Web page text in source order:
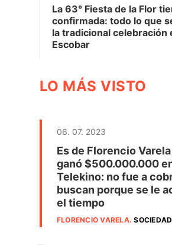
La 63° Fiesta de la Flor
confirmada: todo lo que
la tradicional celebración
Escobar
LO MÁS VISTO
06. 07. 2023
Es de Florencio
ganó $500.000.000
Telekino: no fue a
buscan porque se le
el tiempo
FLORENCIO VARELA.SOCIEDAD